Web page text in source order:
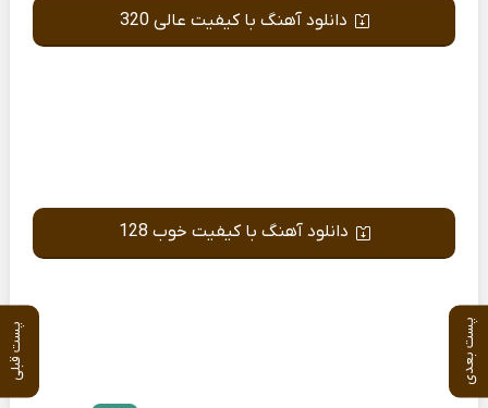
پست بعدی پست قبلی
دانلود آهنگ با کیفیت عالی 320
دانلود آهنگ با کیفیت خوب 128